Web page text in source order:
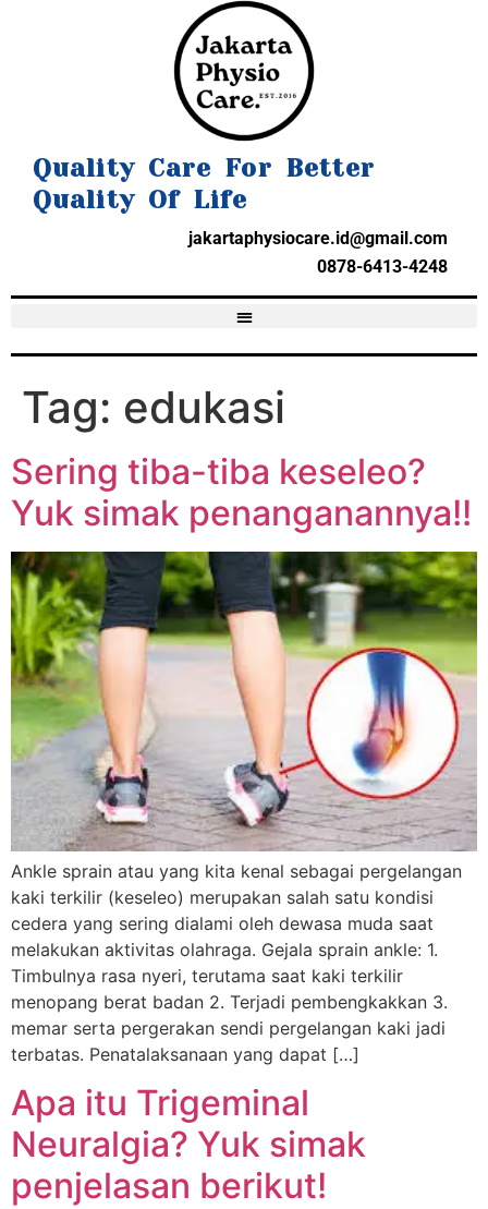
Quality Care For Better
Quality Of Life
jakartaphysiocare.id@gmail.com
0878-6413-4248
Tag: edukasi
Sering tiba-tiba keseleo?
Yuk simak penanganannya!!
Ankle sprain atau yang kita kenal sebagai pergelangan
kaki terkilir (keseleo) merupakan salah satu kondisi
cedera yang sering dialami oleh dewasa muda saat
melakukan aktivitas olahraga. Gejala sprain ankle: 1.
Timbulnya rasa nyeri, terutama saat kaki terkilir
menopang berat badan 2. Terjadi pembengkakkan 3.
memar serta pergerakan sendi pergelangan kaki jadi
terbatas. Penatalaksanaan yang dapat […]
Apa itu Trigeminal
Neuralgia? Yuk simak
penjelasan berikut!